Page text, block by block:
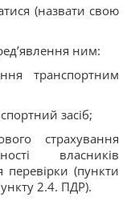
(назвати свою
ним:
транспортним
засіб;
страхування
ності власників
перевірки (пункти
2.4. ПДР).